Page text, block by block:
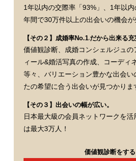
1年以内の交際率「93%」、1年以内
年間で30万件以上の出会いの機会が
【その２】成婚率No.1※だから出来る充
価値観診断、成婚コンシェルジュの
ィール&婚活写真の作成、コーディ
等々、バリエーション豊かな出会い
たの希望に合う出会いが見つかりま
【その３】出会いの幅が広い。
日本最大級の会員ネットワークを
は最大3万人！
価値観診断をする